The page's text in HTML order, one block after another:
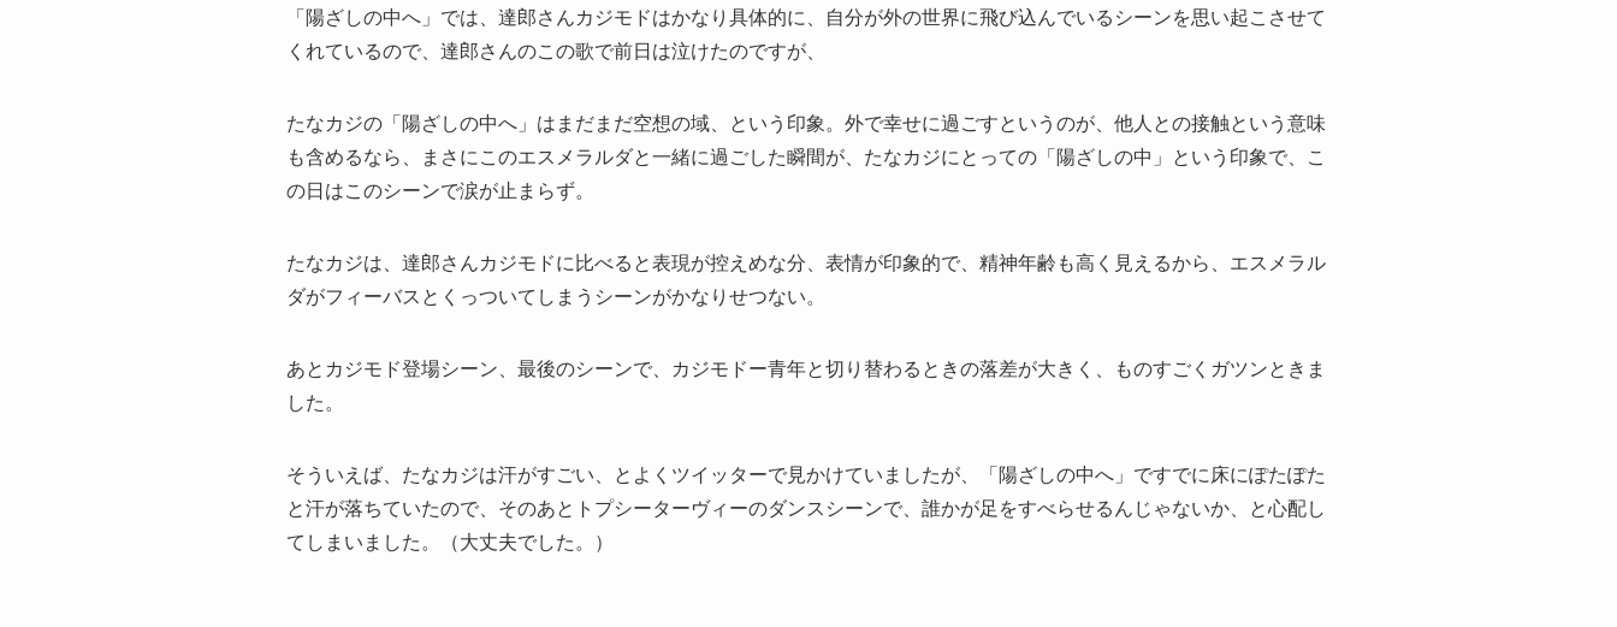
「陽ざしの中へ」では、達郎さんカジモドはかなり具体的に、自分が外の世界に飛び込んでいるシーンを思い起こさせて
くれているので、達郎さんのこの歌で前日は泣けたのですが、
たなカジの「陽ざしの中へ」はまだまだ空想の域、という印象。外で幸せに過ごすというのが、他人との接触という意味
も含めるなら、まさにこのエスメラルダと一緒に過ごした瞬間が、たなカジにとっての「陽ざしの中」という印象で、こ
の日はこのシーンで涙が止まらず。
たなカジは、達郎さんカジモドに比べると表現が控えめな分、表情が印象的で、精神年齢も高く見えるから、エスメラル
ダがフィーバスとくっついてしまうシーンがかなりせつない。
あとカジモド登場シーン、最後のシーンで、カジモドー青年と切り替わるときの落差が大きく、ものすごくガツンときま
した。
そういえば、たなカジは汗がすごい、とよくツイッターで見かけていましたが、「陽ざしの中へ」ですでに床にぽたぽた
と汗が落ちていたので、そのあとトプシーターヴィーのダンスシーンで、誰かが足をすべらせるんじゃないか、と心配し
てしまいました。（大丈夫でした。）